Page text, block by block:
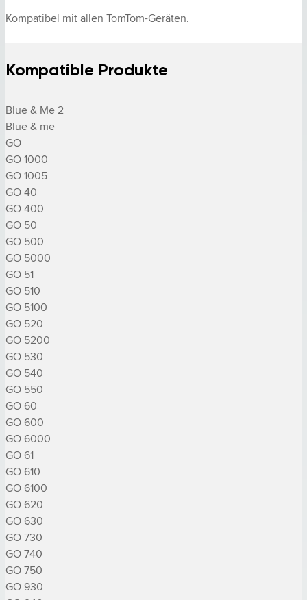
Kompatibel mit allen TomTom-Geräten.
Kompatible Produkte
Blue & Me 2
Blue & me
GO
GO 1000
GO 1005
GO 40
GO 400
GO 50
GO 500
GO 5000
GO 51
GO 510
GO 5100
GO 520
GO 5200
GO 530
GO 540
GO 550
GO 60
GO 600
GO 6000
GO 61
GO 610
GO 6100
GO 620
GO 630
GO 730
GO 740
GO 750
GO 930